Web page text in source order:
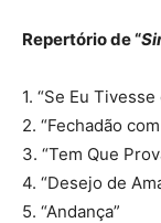
Repertório de “
1. “Se Eu
2. “Fechadão
3. “Tem Que
4. “Desejo de
5. “Andança”